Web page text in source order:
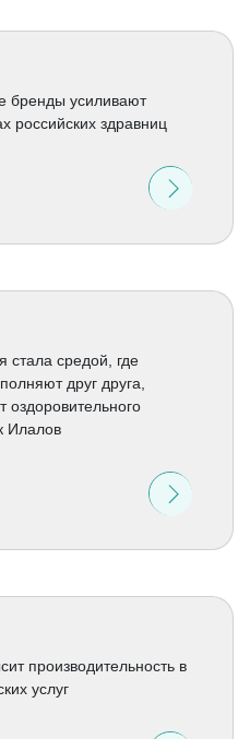
бренды усиливают
российских здравниц
стала средой, где
друг друга,
Илалов
производительность в
услуг